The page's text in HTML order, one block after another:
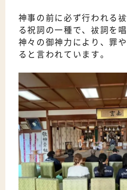
神事の前に必ず行われる
る祝詞の一種で、祓詞を
神々の御神力により、罪
ると言われています。